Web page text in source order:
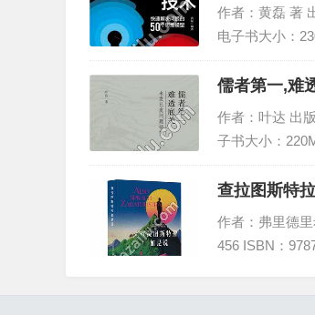
作者：黄磊 著
电子书大小：
儒者第一,难
作者：叶达 出
子书大小：
查拉图斯特
作者：弗里德
456 ISBN：